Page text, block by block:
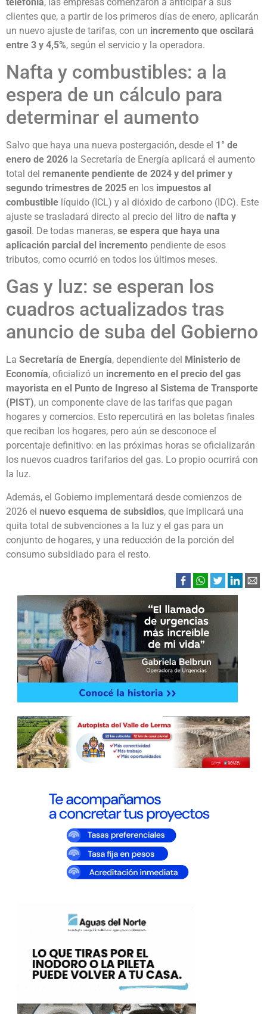
clientes que, a partir de los primeros días de enero, aplicarán
un nuevo ajuste de tarifas, con un incremento que oscilará
entre 3 y 4,5%, según el servicio y la operadora.
Nafta y combustibles: a la
espera de un cálculo para
determinar el aumento
Salvo que haya una nueva postergación, desde el 1° de
enero de 2026 la Secretaría de Energía aplicará el aumento
total del remanente pendiente de 2024 y del primer y
segundo trimestres de 2025 en los impuestos al
combustible líquido (ICL) y al dióxido de carbono (IDC). Este
ajuste se trasladará directo al precio del litro de nafta y
gasoil. De todas maneras, se espera que haya una
aplicación parcial del incremento pendiente de esos
tributos, como ocurrió en todos los últimos meses.
Gas y luz: se esperan los
cuadros actualizados tras
anuncio de suba del Gobierno
La Secretaría de Energía, dependiente del Ministerio de
Economía, oficializó un incremento en el precio del gas
mayorista en el Punto de Ingreso al Sistema de Transporte
(PIST), un componente clave de las tarifas que pagan
hogares y comercios. Esto repercutirá en las boletas finales
que reciban los hogares, pero aún se desconoce el
porcentaje definitivo: en las próximas horas se oficializarán
los nuevos cuadros tarifarios del gas. Lo propio ocurrirá con
la luz.
Además, el Gobierno implementará desde comienzos de
2026 el nuevo esquema de subsidios, que implicará una
quita total de subvenciones a la luz y el gas para un
conjunto de hogares, y una reducción de la porción del
consumo subsidiado para el resto.